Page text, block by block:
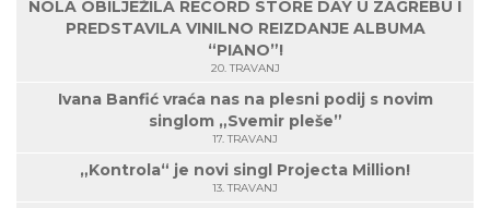
NOLA OBILJEŽILA RECORD STORE DAY U ZAGREBU I
PREDSTAVILA VINILNO REIZDANJE ALBUMA
“PIANO”!
20. TRAVANJ
Ivana Banfić vraća nas na plesni podij s novim
singlom „Svemir pleše”
17. TRAVANJ
„Kontrola“ je novi singl Projecta Million!
13. TRAVANJ